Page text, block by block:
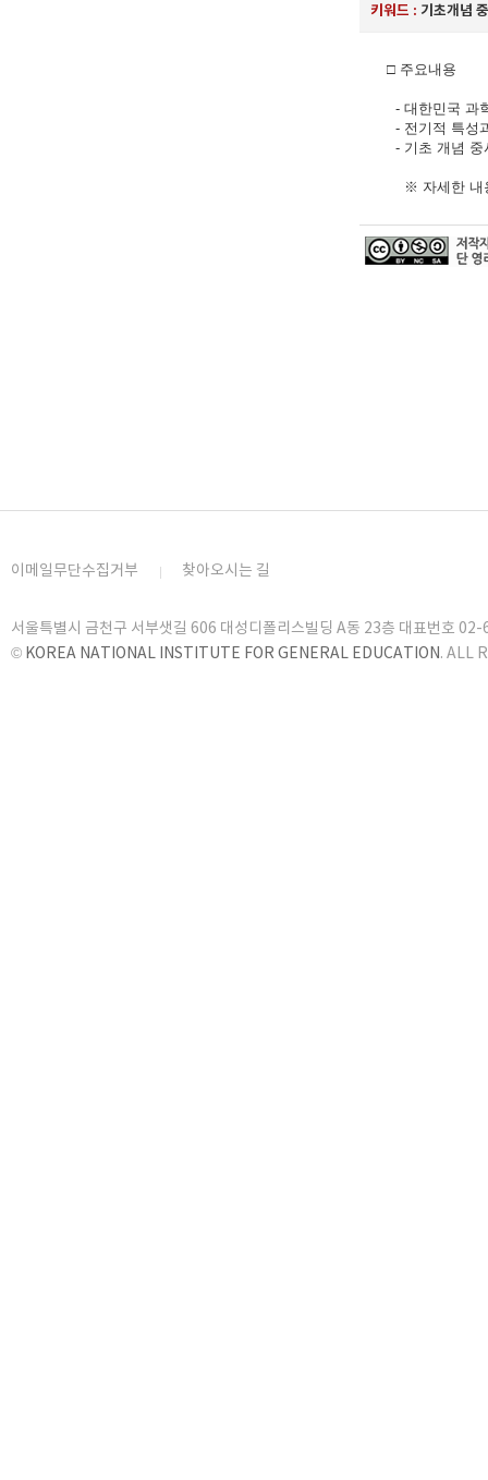
키워드 : 기초개념
□ 주요내용
- 대한민국 과
- 전기적 특성
- 기초 개념 중
※ 자세한 내
이메일무단수집거부 찾아오시는 길
서울특별시 금천구 서부샛길 606 대성디폴리스빌딩 A동 23층 대표번호
© KOREA NATIONAL INSTITUTE FOR GENERAL EDUCATION. ALL